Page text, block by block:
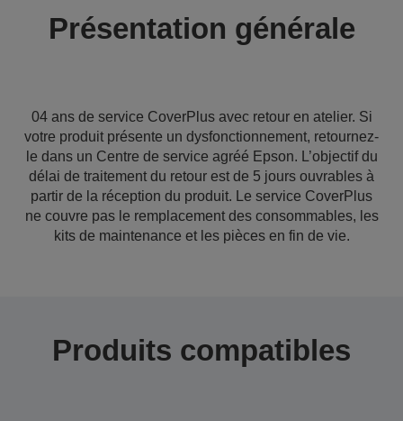
Présentation générale
04 ans de service CoverPlus avec retour en atelier. Si
votre produit présente un dysfonctionnement, retournez-
le dans un Centre de service agréé Epson. L’objectif du
délai de traitement du retour est de 5 jours ouvrables à
partir de la réception du produit. Le service CoverPlus
ne couvre pas le remplacement des consommables, les
kits de maintenance et les pièces en fin de vie.
Produits compatibles